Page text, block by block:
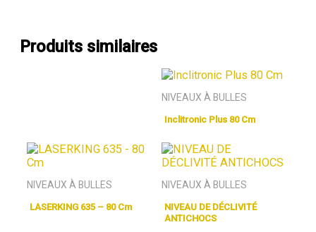
Produits similaires
NIVEAUX À BULLES
Inclitronic Plus 80 Cm
NIVEAUX À BULLES
LASERKING 635 – 80 Cm
NIVEAUX À BULLES
NIVEAU DE DÉCLIVITÉ
ANTICHOCS